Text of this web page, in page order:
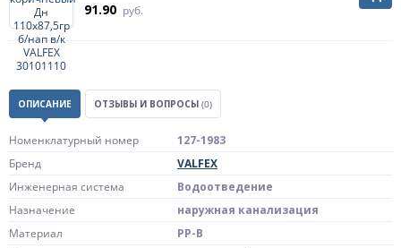
91.90 руб.
ОПИСАНИЕ ОТЗЫВЫ И ВОПРОСЫ (0)
Номенклатурный номер
127-1983
Бренд
VALFEX
Инженерная система
Водоотведение
Назначение
наружная канализация
Материал
PP-B